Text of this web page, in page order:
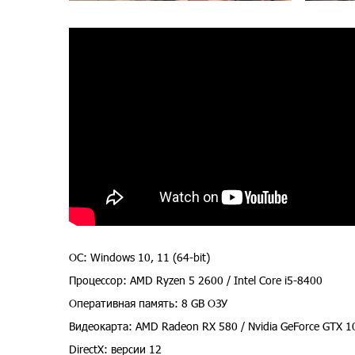
ОС: Windows 10, 11 (64-bit)
Процессор: AMD Ryzen 5 2600 / Intel Core i5-8400
Оперативная память: 8 GB ОЗУ
Видеокарта: AMD Radeon RX 580 / Nvidia GeForce GTX
DirectX: версии 12